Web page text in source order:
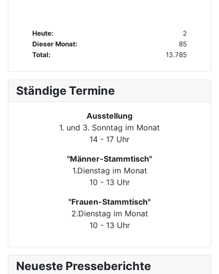
Heute:
2
Dieser Monat:
85
Total:
13.785
Ständige Termine
Ausstellung
1. und 3. Sonntag im Monat
14 - 17 Uhr
"Männer-Stammtisch"
1.Dienstag im Monat
10 - 13 Uhr
"Frauen-Stammtisch"
2.Dienstag im Monat
10 - 13 Uhr
Neueste Presseberichte